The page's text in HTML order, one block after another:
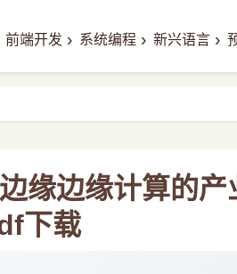
前端开发 › 系统编程 › 新兴语言 ›
缘边缘计算的
下载